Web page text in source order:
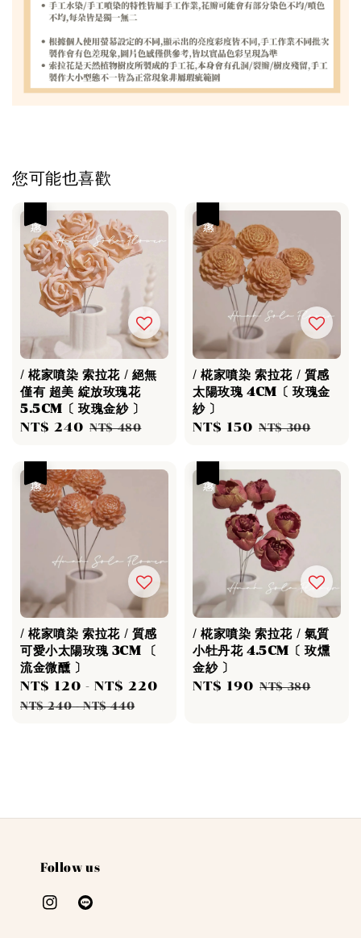
您可能也喜歡
/ 椛家噴染 索拉花 / 絕無
僅有 超美 綻放玫瑰花
5.5CM〔 玫瑰金紗 〕
Sale
NT$ 240 Regular
NT$ 480
/ 椛家噴染 索拉花 / 質感
太陽玫瑰 4CM〔 玫瑰金
紗 〕
Sale
NT$ 150 Regular
NT$ 300
/ 椛家噴染 索拉花 / 質感
可愛小太陽玫瑰 3CM 〔
流金微醺 〕
Sale
price
NT$ 120 -NT$ 220
Regular
NT$ 240-NT$ 440
/ 椛家噴染 索拉花 / 氣質
小牡丹花 4.5CM〔 玫燻
金紗 〕
Sale
NT$ 190 Regular
NT$ 380
Follow us